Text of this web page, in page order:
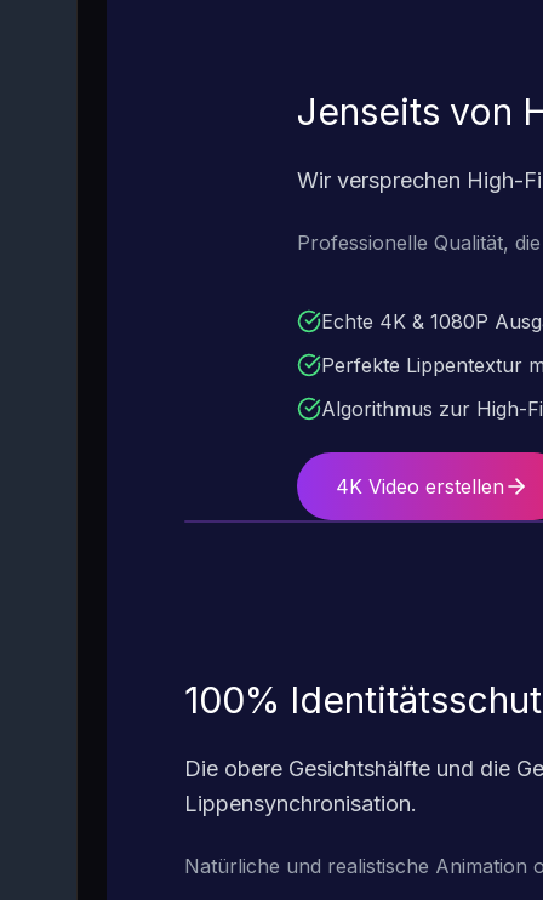
Jenseits von
Wir versprechen High-
Professionelle Qualität,
Echte 4K & 1080P
Perfekte Lippentextur
Algorithmus zur High-
4K Video erstellen
100%
Die obere Gesichtshälfte und die
Lippensynchronisation.
Natürliche und realistische Animation